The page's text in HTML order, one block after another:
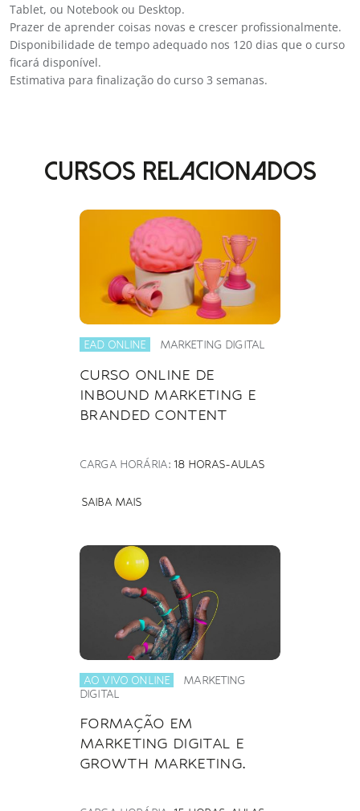
Tablet, ou Notebook ou Desktop.
Prazer de aprender coisas novas e crescer profissionalmente.
Disponibilidade de tempo adequado nos 120 dias que o curso
ficará disponível.
Estimativa para finalização do curso 3 semanas.
CURSOS RELACIONADOS
EAD ONLINE MARKETING DIGITAL
CURSO ONLINE DE
INBOUND MARKETING E
BRANDED CONTENT
CARGA HORÁRIA: 18 HORAS-AULAS
SAIBA MAIS
AO VIVO ONLINE
MARKETING
DIGITAL
FORMAÇÃO EM
MARKETING DIGITAL E
GROWTH MARKETING.